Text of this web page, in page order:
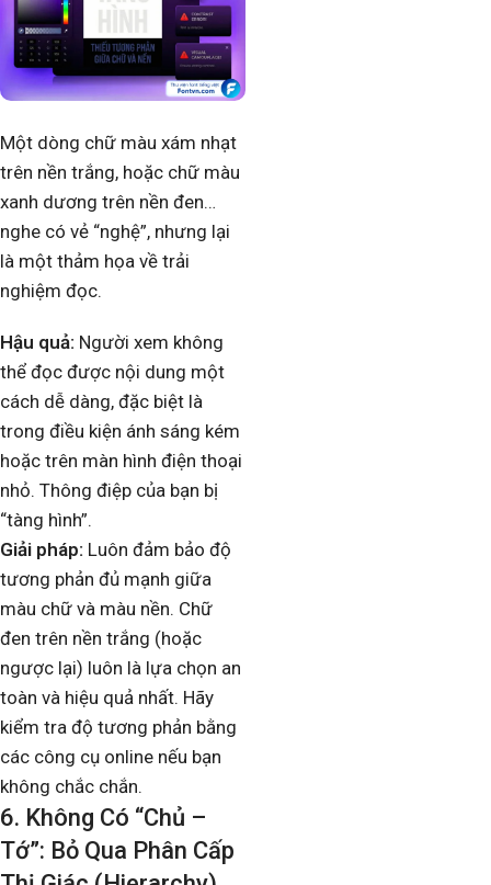
Một dòng chữ màu xám nhạt
trên nền trắng, hoặc chữ màu
xanh dương trên nền đen…
nghe có vẻ “nghệ”, nhưng lại
là một thảm họa về trải
nghiệm đọc.
Hậu quả: Người xem không
thể đọc được nội dung một
cách dễ dàng, đặc biệt là
trong điều kiện ánh sáng kém
hoặc trên màn hình điện thoại
nhỏ. Thông điệp của bạn bị
“tàng hình”.
Giải pháp: Luôn đảm bảo độ
tương phản đủ mạnh giữa
màu chữ và màu nền. Chữ
đen trên nền trắng (hoặc
ngược lại) luôn là lựa chọn an
toàn và hiệu quả nhất. Hãy
kiểm tra độ tương phản bằng
các công cụ online nếu bạn
không chắc chắn.
6. Không Có “Chủ –
Tớ”: Bỏ Qua Phân Cấp